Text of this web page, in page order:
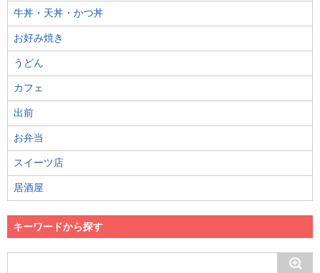
牛丼・天丼・かつ丼
お好み焼き
うどん
カフェ
出前
お弁当
スイーツ店
居酒屋
キーワードから探す